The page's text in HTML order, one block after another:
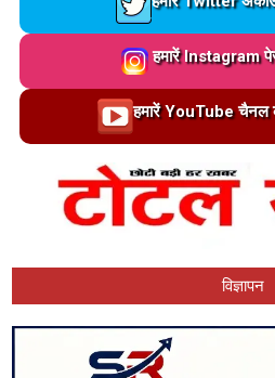
Loading…
हमारें Instagram
Loading…
हमारें YouTube चैनल
विज्ञापन